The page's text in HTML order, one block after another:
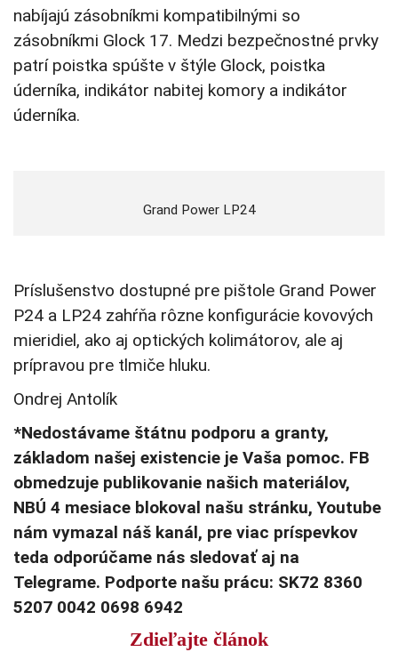
nabíjajú zásobníkmi kompatibilnými so
zásobníkmi Glock 17. Medzi bezpečnostné prvky
patrí poistka spúšte v štýle Glock, poistka
úderníka, indikátor nabitej komory a indikátor
úderníka.
Grand Power LP24
Príslušenstvo dostupné pre pištole Grand Power
P24 a LP24 zahŕňa rôzne konfigurácie kovových
mieridiel, ako aj optických kolimátorov, ale aj
prípravou pre tlmiče hluku.
Ondrej Antolík
*Nedostávame štátnu podporu a granty,
základom našej existencie je Vaša pomoc. FB
obmedzuje publikovanie našich materiálov,
NBÚ 4 mesiace blokoval našu stránku, Youtube
nám vymazal náš kanál, pre viac príspevkov
teda odporúčame nás sledovať aj na
Telegrame. Podporte našu prácu: SK72 8360
5207 0042 0698 6942
Zdieľajte článok